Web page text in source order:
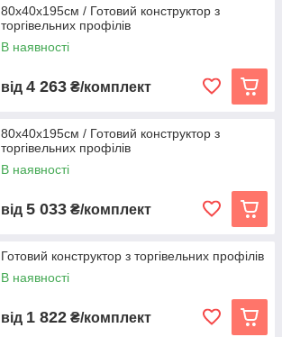
80х40х195см / Готовий конструктор з
торгівельних профілів
В наявності
від 4 263 ₴/комплект
80х40х195см / Готовий конструктор з
торгівельних профілів
В наявності
від 5 033 ₴/комплект
Готовий конструктор з торгівельних профілів
В наявності
від 1 822 ₴/комплект